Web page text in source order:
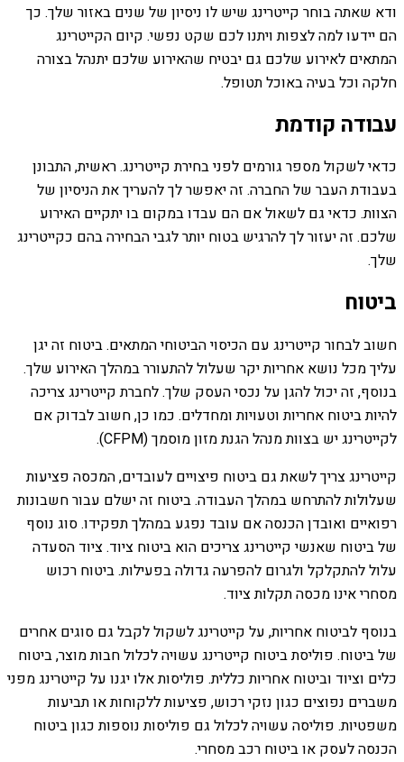
ודא שאתה בוחר קייטרינג שיש לו ניסיון של שנים באזור שלך. כך
הם יידעו למה לצפות ויתנו לכם שקט נפשי. קיום הקייטרינג
המתאים לאירוע שלכם גם יבטיח שהאירוע שלכם יתנהל בצורה
חלקה וכל בעיה באוכל תטופל.
עבודה קודמת
כדאי לשקול מספר גורמים לפני בחירת קייטרינג. ראשית, התבונן
בעבודת העבר של החברה. זה יאפשר לך להעריך את הניסיון של
הצוות. כדאי גם לשאול אם הם עבדו במקום בו יתקיים האירוע
שלכם. זה יעזור לך להרגיש בטוח יותר לגבי הבחירה בהם כקייטרינג
שלך.
ביטוח
חשוב לבחור קייטרינג עם הכיסוי הביטוחי המתאים. ביטוח זה יגן
עליך מכל נושא אחריות יקר שעלול להתעורר במהלך האירוע שלך.
בנוסף, זה יכול להגן על נכסי העסק שלך. לחברת קייטרינג צריכה
להיות ביטוח אחריות וטעויות ומחדלים. כמו כן, חשוב לבדוק אם
לקייטרינג יש בצוות מנהל הגנת מזון מוסמך (CFPM).
קייטרינג צריך לשאת גם ביטוח פיצויים לעובדים, המכסה פציעות
שעלולות להתרחש במהלך העבודה. ביטוח זה ישלם עבור חשבונות
רפואיים ואובדן הכנסה אם עובד נפגע במהלך תפקידו. סוג נוסף
של ביטוח שאנשי קייטרינג צריכים הוא ביטוח ציוד. ציוד הסעדה
עלול להתקלקל ולגרום להפרעה גדולה בפעילות. ביטוח רכוש
מסחרי אינו מכסה תקלות ציוד.
בנוסף לביטוח אחריות, על קייטרינג לשקול לקבל גם סוגים אחרים
של ביטוח. פוליסת ביטוח קייטרינג עשויה לכלול חבות מוצר, ביטוח
כלים וציוד וביטוח אחריות כללית. פוליסות אלו יגנו על קייטרינג מפני
משברים נפוצים כגון נזקי רכוש, פציעות ללקוחות או תביעות
משפטיות. פוליסה עשויה לכלול גם פוליסות נוספות כגון ביטוח
הכנסה לעסק או ביטוח רכב מסחרי.